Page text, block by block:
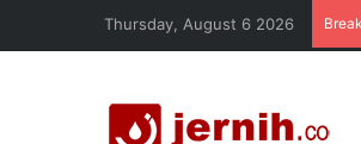
Thursday, August 6 2026